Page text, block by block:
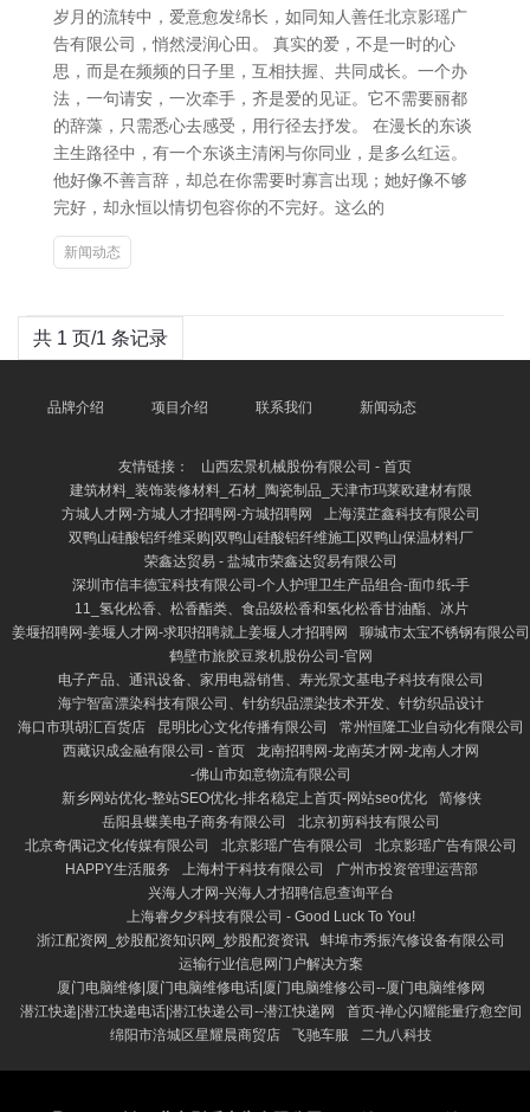
岁月的流转中，爱意愈发绵长，如同知人善任北京影瑶广
告有限公司，悄然浸润心田。 真实的爱，不是一时的心
思，而是在频频的日子里，互相扶握、共同成长。一个办
法，一句请安，一次牵手，齐是爱的见证。它不需要丽都
的辞藻，只需悉心去感受，用行径去抒发。 在漫长的东谈
主生路径中，有一个东谈主清闲与你同业，是多么红运。
他好像不善言辞，却总在你需要时寡言出现；她好像不够
完好，却永恒以情切包容你的不完好。这么的
新闻动态
共 1 页/1 条记录
品牌介绍 项目介绍 联系我们 新闻动态
友情链接：
山西宏景机械股份有限公司 - 首页
建筑材料_装饰装修材料_石材_陶瓷制品_天津市玛莱欧建材有限
方城人才网-方城人才招聘网-方城招聘网
上海漠芷鑫科技有限公司
双鸭山硅酸铝纤维采购|双鸭山硅酸铝纤维施工|双鸭山保温材料厂
荣鑫达贸易 - 盐城市荣鑫达贸易有限公司
深圳市信丰德宝科技有限公司-个人护理卫生产品组合-面巾纸-手
11_氢化松香、松香酯类、食品级松香和氢化松香甘油酯、冰片
姜堰招聘网-姜堰人才网-求职招聘就上姜堰人才招聘网
聊城市太宝不锈钢有限公司
鹤壁市旅胶豆浆机股份公司-官网
电子产品、通讯设备、家用电器销售、寿光景文基电子科技有限公司
海宁智富漂染科技有限公司、针纺织品漂染技术开发、针纺织品设计
海口市琪胡汇百货店
昆明比心文化传播有限公司
常州恒隆工业自动化有限公司
西藏识成金融有限公司 - 首页
龙南招聘网-龙南英才网-龙南人才网
-佛山市如意物流有限公司
新乡网站优化-整站SEO优化-排名稳定上首页-网站seo优化
简修侠
岳阳县蝶美电子商务有限公司
北京初剪科技有限公司
北京奇偶记文化传媒有限公司
北京影瑶广告有限公司
北京影瑶广告有限公司
HAPPY生活服务
上海村于科技有限公司
广州市投资管理运营部
兴海人才网-兴海人才招聘信息查询平台
上海睿夕夕科技有限公司 - Good Luck To You!
浙江配资网_炒股配资知识网_炒股配资资讯
蚌埠市秀振汽修设备有限公司
运输行业信息网门户解决方案
厦门电脑维修|厦门电脑维修电话|厦门电脑维修公司--厦门电脑维修网
潜江快递|潜江快递电话|潜江快递公司--潜江快递网
首页-禅心闪耀能量疗愈空间
绵阳市涪城区星耀晨商贸店
飞驰车服 二九八科技